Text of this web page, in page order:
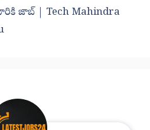
జాబ్ | Tech Mahindra